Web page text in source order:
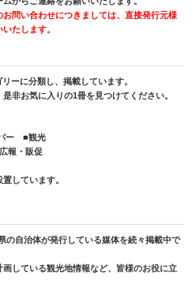
問い合わせにつきましては、直接発行元様
たします。
ーに分類し、掲載しています。
非お気に入りの1冊を見つけてください。
ー ■観光
報・販促
しています。
の自治体が発行している媒体を続々掲載中で
している観光地情報など、皆様のお役に立